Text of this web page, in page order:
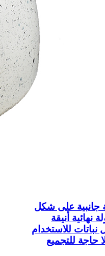
1 طاولة جانبية على شكل
نهائية أنيقة
للاستخدام
حاجة للتجميع